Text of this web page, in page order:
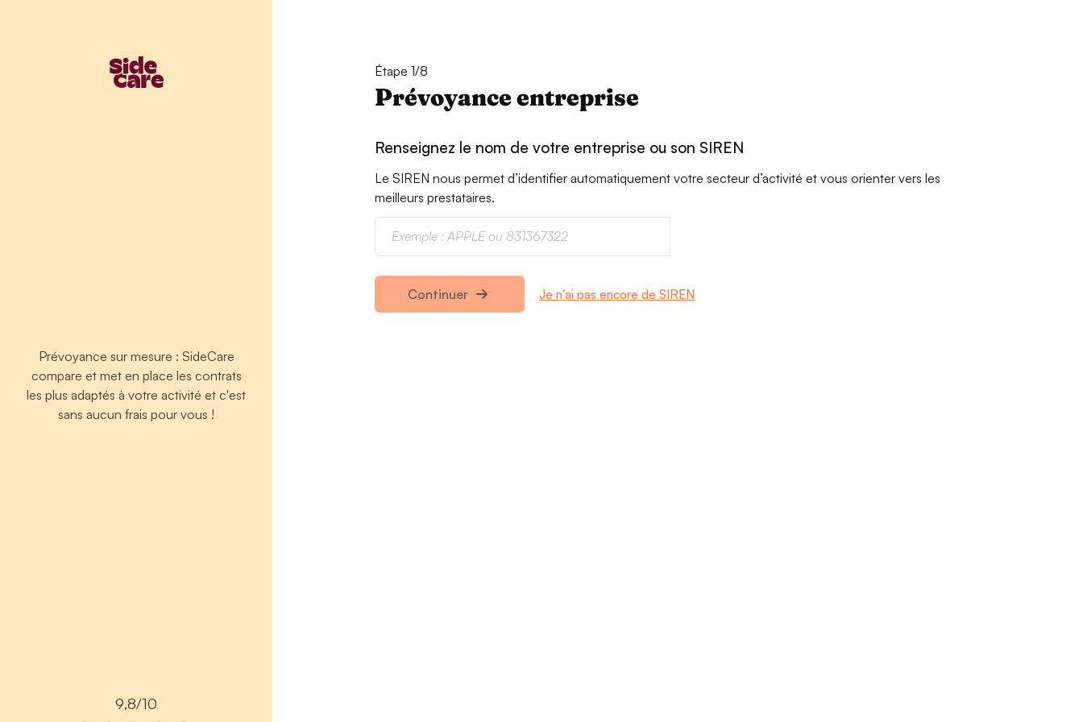
Prévoyance sur mesure : SideCare
compare et met en place les contrats
les plus adaptés à votre activité et c'est
sans aucun frais pour vous !
9,8/10
Étape 1/8
Prévoyance entreprise
Renseignez le nom de votre entreprise ou son SIREN
Le SIREN nous permet d’identifier automatiquement votre secteur d’activité et vous orienter vers les
meilleurs prestataires.
Continuer Je n'ai pas encore de SIREN